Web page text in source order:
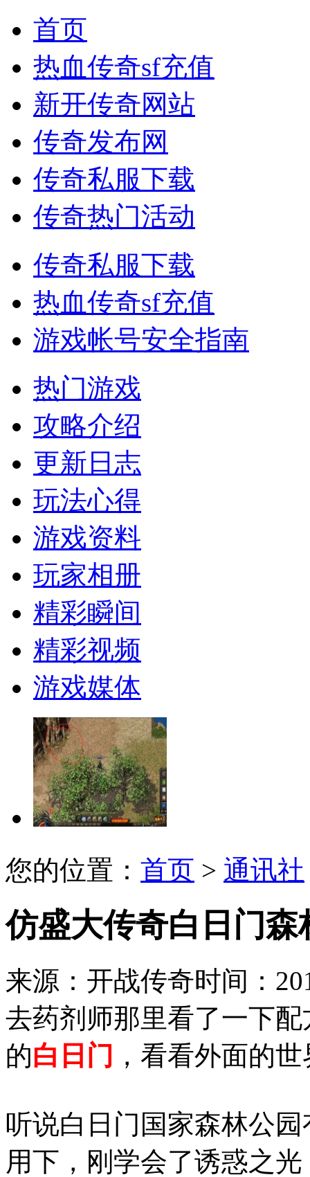
首页
热血传奇sf充值
新开传奇网站
传奇发布网
传奇私服下载
传奇热门活动
传奇私服下载
热血传奇sf充值
游戏帐号安全指南
热门游戏
攻略介绍
更新日志
玩法心得
游戏资料
玩家相册
精彩瞬间
精彩视频
游戏媒体
您的位置： 首页 > 通讯社
仿盛大传奇白日门森
来源：开战传奇时间：
去药剂师那里看了一下
的白日门 ，看看外面的
听说白日门国家森林公
用下，刚学会了诱惑之光